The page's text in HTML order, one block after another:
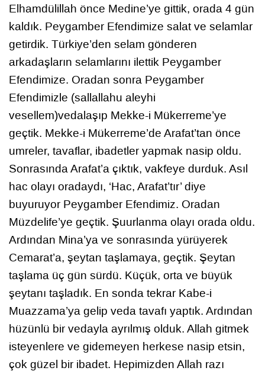
Elhamdülillah önce Medine’ye gittik, orada 4 gün
kaldık. Peygamber Efendimize salat ve selamlar
getirdik. Türkiye’den selam gönderen
arkadaşların selamlarını ilettik Peygamber
Efendimize. Oradan sonra Peygamber
Efendimizle (sallallahu aleyhi
vesellem)vedalaşıp Mekke-i Mükerreme’ye
geçtik. Mekke-i Mükerreme’de Arafat’tan önce
umreler, tavaflar, ibadetler yapmak nasip oldu.
Sonrasında Arafat’a çıktık, vakfeye durduk. Asıl
hac olayı oradaydı, ‘Hac, Arafat’tır’ diye
buyuruyor Peygamber Efendimiz. Oradan
Müzdelife’ye geçtik. Şuurlanma olayı orada oldu.
Ardından Mina’ya ve sonrasında yürüyerek
Cemarat’a, şeytan taşlamaya, geçtik. Şeytan
taşlama üç gün sürdü. Küçük, orta ve büyük
şeytanı taşladık. En sonda tekrar Kabe-i
Muazzama’ya gelip veda tavafı yaptık. Ardından
hüzünlü bir vedayla ayrılmış olduk. Allah gitmek
isteyenlere ve gidemeyen herkese nasip etsin,
çok güzel bir ibadet. Hepimizden Allah razı